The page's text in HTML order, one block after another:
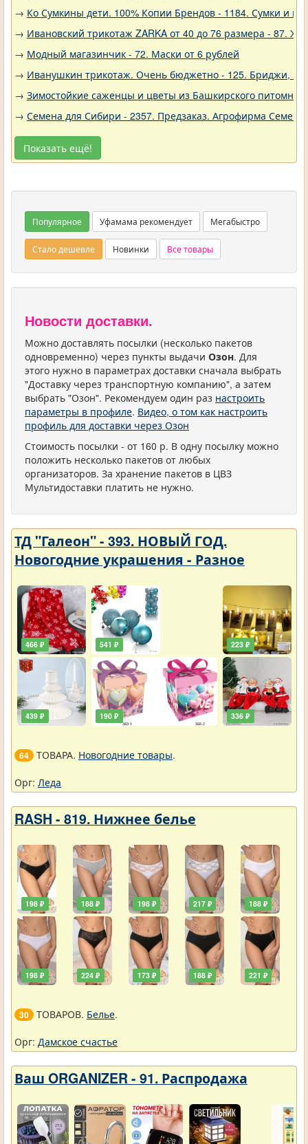
→ Ко Сумкины дети. 100% Копии Брендов - 1184. Сумки и
→ Ивановский трикотаж ZARKA от 40 до 76 размера - 87.
→ Модный магазинчик - 72. Маски от 6 рублей
→ Иванушкин трикотаж. Очень бюджетно - 125. Бриджи,
→ Зимостойкие саженцы и цветы из Башкирского
→ Семена для Сибири - 2357. Предзаказ. Агрофирма
Показать ещё!
Популярное Уфамама рекомендует Мегабыстро
Стало дешевле Новинки Все товары
Новости доставки.
Можно доставлять посылки (несколько пакетов
одновременно) через пункты выдачи Озон. Для
этого нужно в параметрах доставки сначала выбрать
"Доставку через транспортную компанию", а затем
выбрать "Озон". Рекомендуем один раз настроить
параметры в профиле. Видео, о том как настроить
профиль для доставки через Озон
Стоимость посылки - от 160 р. В одну посылку можно
положить несколько пакетов от любых
организаторов. За хранение пакетов в ЦВЗ
Мультидоставки платить не нужно.
ТД "Галеон" - 393. НОВЫЙ ГОД.
Новогодние украшения - Разное
466 ₽
439 ₽
541 ₽
190 ₽
223 ₽
336 ₽
64 ТОВАРА. Новогодние товары.
Орг: Леда
RASH - 819. Нижнее белье
198 ₽
198 ₽
188 ₽
224 ₽
198 ₽
173 ₽
217 ₽
188 ₽
188 ₽
221 ₽
30 ТОВАРОВ. Белье.
Орг: Дамское счастье
Ваш ORGANIZER - 91. Распродажа